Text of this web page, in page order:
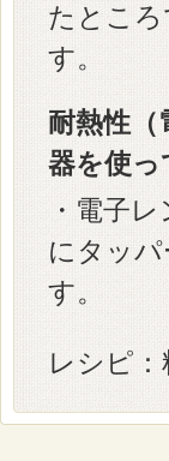
たとこ
す。
耐熱性
器を使っ
・電子
にタッ
す。
レシピ